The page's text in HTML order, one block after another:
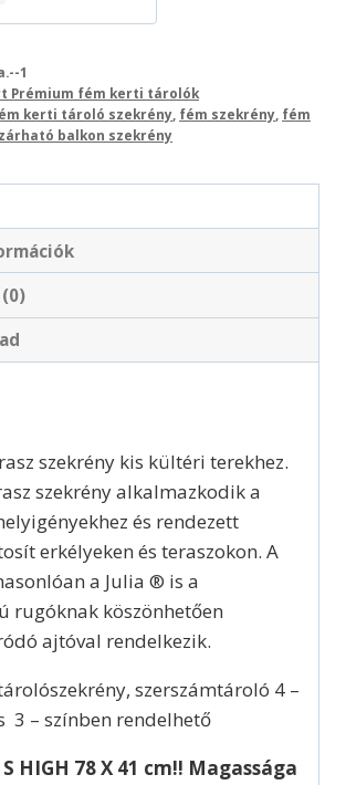
1
Prémium fém kerti tárolók
kerti tároló szekrény fém szekrény fém
zárható balkon szekrény
szekrény kis kültéri terekhez.
szekrény alkalmazkodik a
és rendezett
erkélyeken és teraszokon. A
a Julia ® is a
rugóknak köszönhetően
ajtóval rendelkezik.
szerszámtároló 4 –
3 – színben rendelhető
S HIGH 78 X 41 cm!! Magassága